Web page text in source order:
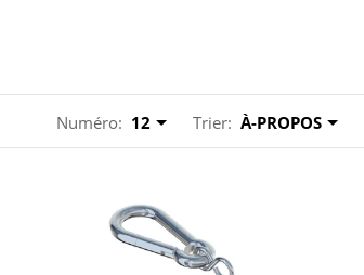
Numéro: 12 Trier: À-PROPOS